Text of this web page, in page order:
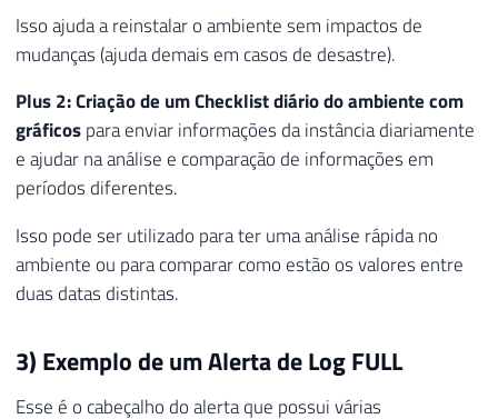
Isso ajuda a reinstalar o ambiente sem impactos de
mudanças (ajuda demais em casos de desastre).
Plus 2: Criação de um Checklist diário do ambiente com
gráficospara enviar informações da instância diariamente
e ajudar na análise e comparação de informações em
períodos diferentes.
Isso pode ser utilizado para ter uma análise rápida no
ambiente ou para comparar como estão os valores entre
duas datas distintas.
3) Exemplo de um Alerta de Log FULL
Esse é o cabeçalho do alerta que possui várias